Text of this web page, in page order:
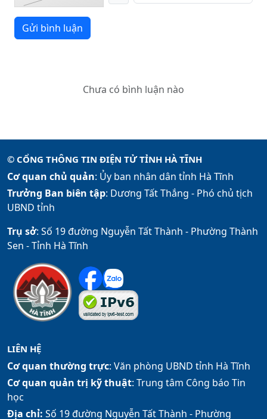
Gửi bình luận
Chưa có bình luận nào
© CỔNG THÔNG TIN ĐIỆN TỬ TỈNH HÀ TĨNH
Cơ quan chủ quản: Ủy ban nhân dân tỉnh Hà Tĩnh
Trưởng Ban biên tập: Dương Tất Thắng - Phó chủ tịch
UBND tỉnh
Trụ sở: Số 19 đường Nguyễn Tất Thành - Phường Thành
Sen - Tỉnh Hà Tĩnh
LIÊN HỆ
Cơ quan thường trực: Văn phòng UBND tỉnh Hà Tĩnh
Cơ quan quản trị kỹ thuật: Trung tâm Công báo Tin
học
Địa chỉ: Số 19 đường Nguyễn Tất Thành - Phường